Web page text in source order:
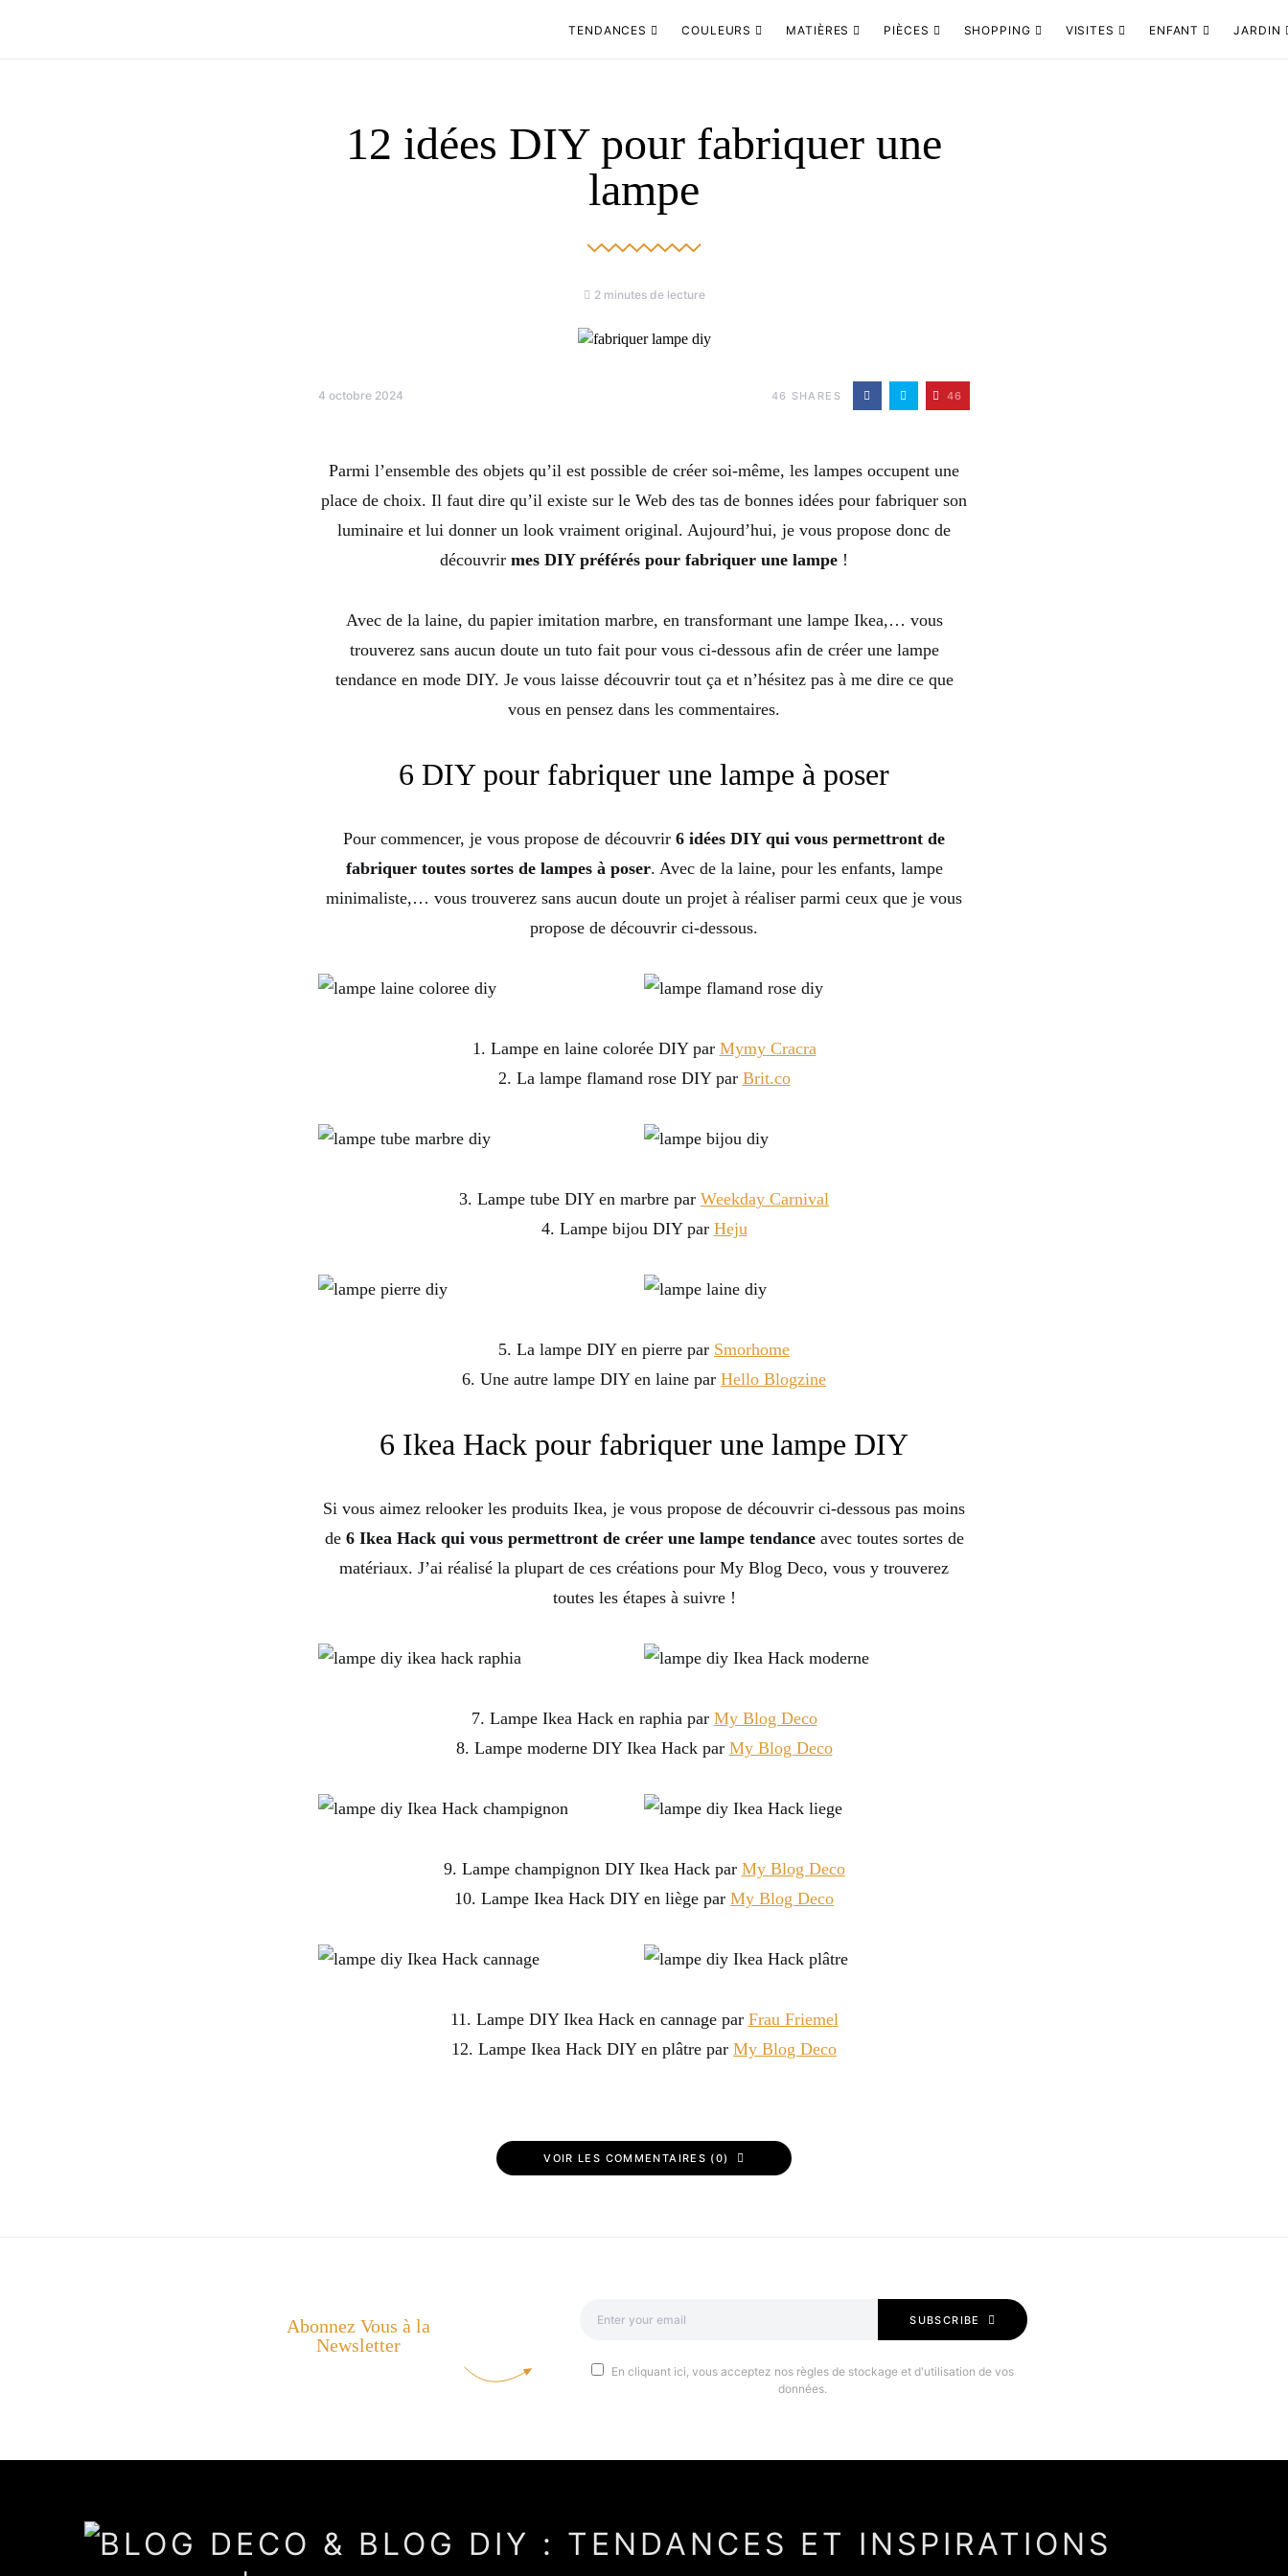
TENDANCES COULEURS MATIÈRES PIÈCES SHOPPING VISITES ENFANT JARDIN
12 idées DIY pour fabriquer une
lampe
2 minutes de lecture
4 octobre 2024 46 SHARES 46
Parmi l’ensemble des objets qu’il est possible de créer soi-même, les lampes occupent une
place de choix. Il faut dire qu’il existe sur le Web des tas de bonnes idées pour fabriquer son
luminaire et lui donner un look vraiment original. Aujourd’hui, je vous propose donc de
découvrir mes DIY préférés pour fabriquer une lampe !
Avec de la laine, du papier imitation marbre, en transformant une lampe Ikea,… vous
trouverez sans aucun doute un tuto fait pour vous ci-dessous afin de créer une lampe
tendance en mode DIY. Je vous laisse découvrir tout ça et n’hésitez pas à me dire ce que
vous en pensez dans les commentaires.
6 DIY pour fabriquer une lampe à poser
Pour commencer, je vous propose de découvrir 6 idées DIY qui vous permettront de
fabriquer toutes sortes de lampes à poser. Avec de la laine, pour les enfants, lampe
minimaliste,… vous trouverez sans aucun doute un projet à réaliser parmi ceux que je vous
propose de découvrir ci-dessous.
1. Lampe en laine colorée DIY par Mymy Cracra
2. La lampe flamand rose DIY par Brit.co
3. Lampe tube DIY en marbre par Weekday Carnival
4. Lampe bijou DIY par Heju
5. La lampe DIY en pierre par Smorhome
6. Une autre lampe DIY en laine par Hello Blogzine
6 Ikea Hack pour fabriquer une lampe DIY
Si vous aimez relooker les produits Ikea, je vous propose de découvrir ci-dessous pas moins
de 6 Ikea Hack qui vous permettront de créer une lampe tendanceavec toutes sortes de
matériaux. J’ai réalisé la plupart de ces créations pour My Blog Deco, vous y trouverez
toutes les étapes à suivre !
7. Lampe Ikea Hack en raphia par My Blog Deco
8. Lampe moderne DIY Ikea Hack par My Blog Deco
9. Lampe champignon DIY Ikea Hack par My Blog Deco
10. Lampe Ikea Hack DIY en liège par My Blog Deco
11. Lampe DIY Ikea Hack en cannage par Frau Friemel
12. Lampe Ikea Hack DIY en plâtre par My Blog Deco
VOIR LES COMMENTAIRES (0)
Abonnez Vous à la
Newsletter
SUBSCRIBE
En cliquant ici, vous acceptez nos règles de stockage et d'utilisation de vos
données.